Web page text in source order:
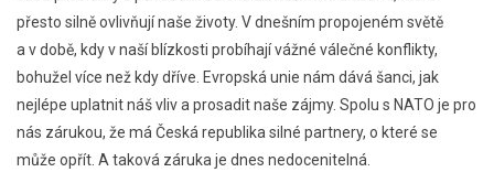
přesto silně ovlivňují naše životy. V dnešním propojeném světě
a v době, kdy v naší blízkosti probíhají vážné válečné konflikty,
bohužel více než kdy dříve. Evropská unie nám dává šanci, jak
nejlépe uplatnit náš vliv a prosadit naše zájmy. Spolu s NATO je pro
nás zárukou, že má Česká republika silné partnery, o které se
může opřít. A taková záruka je dnes nedocenitelná.